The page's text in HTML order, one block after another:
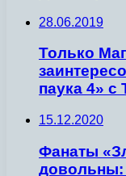
28.06.2019
Только
паука 4»
15.12.2020
Фанаты
довольны: